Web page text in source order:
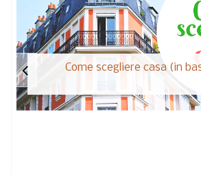
Come scegliere casa (in